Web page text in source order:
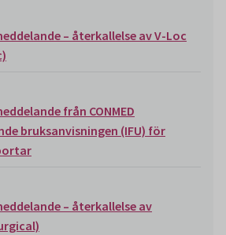
– återkallelse av V-Loc
från CONMED
bruksanvisningen (IFU) för
– återkallelse av